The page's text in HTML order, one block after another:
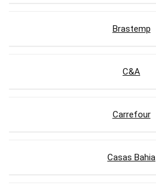
Brastemp
C&A
Carrefour
Casas Bahia